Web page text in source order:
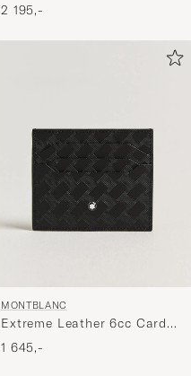
2 195,-
MONTBLANC
Extreme Leather 6cc Card
Holder Black
1 645,-